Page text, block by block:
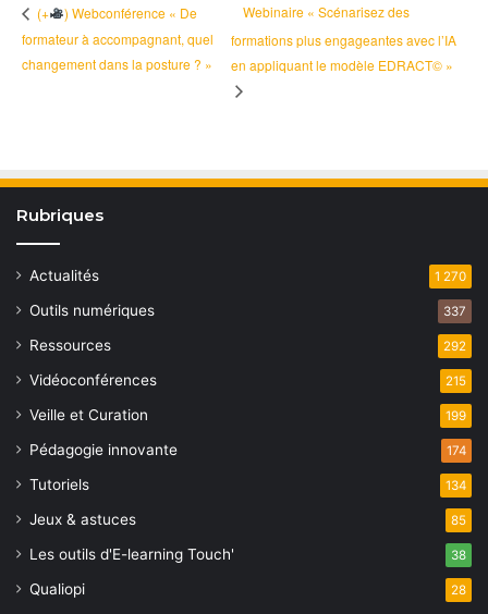
(+
) Webconférence « De
formateur à accompagnant, quel
changement dans la posture ? »
Webinaire « Scénarisez des
formations plus engageantes avec l’IA
en appliquant le modèle EDRACT© »
Rubriques
Actualités 1 270
Outils numériques 337
Ressources 292
Vidéoconférences 215
Veille et Curation 199
Pédagogie innovante 174
Tutoriels 134
Jeux & astuces 85
Les outils d'E-learning Touch' 38
Qualiopi 28